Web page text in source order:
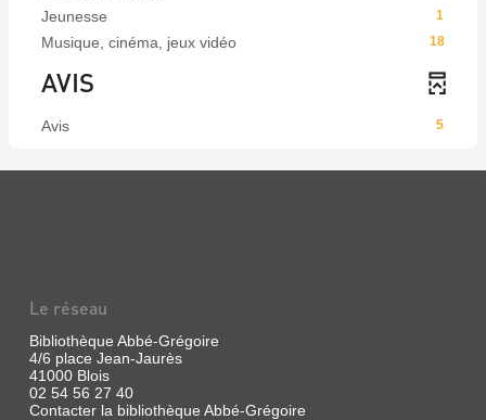
1
Jeunesse
18
Musique, cinéma, jeux vidéo
AVIS
5
Avis
Le réseau
Bibliothèque Abbé-Grégoire
4/6 place Jean-Jaurès
41000 Blois
02 54 56 27 40
Contacter la bibliothèque Abbé-Grégoire